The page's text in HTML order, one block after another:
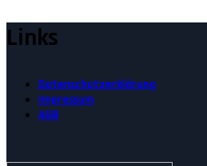
Links
Datenschutzerklärung
Impressum
AGB